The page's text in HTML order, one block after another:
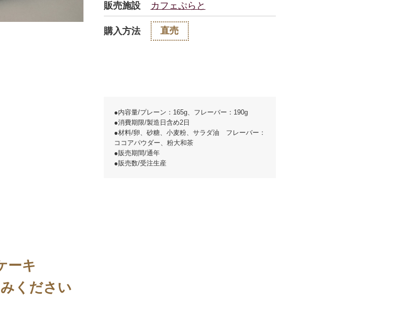
販売施設 カフェぷらと
購入方法 直売
●内容量/プレーン：165g、フレーバー：190g
●消費期限/製造日含め2日
●材料/卵、砂糖、小麦粉、サラダ油 フレーバー：
ココアパウダー、粉大和茶
●販売期間/通年
●販売数/受注生産
ーキ
ください